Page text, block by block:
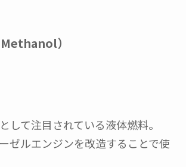
）
して注目されている液体燃料。
ゼルエンジンを改造することで使